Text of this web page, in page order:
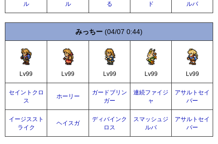
ル ル る ド ルバ
みっちー (04/07 0:44)
Lv99 Lv99 Lv99 Lv99 Lv99
セイントクロ
ス
ホーリー
ガードブリン
ガー
連続ファイジ
ャ
アサルトセイ
バー
イージススト
ライク
ヘイスガ
ディバインク
ロス
スマッシュジ
ルバ
アサルトセイ
バー